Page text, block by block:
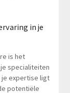
in je
is het
specialiteiten
je expertise ligt
potentiële